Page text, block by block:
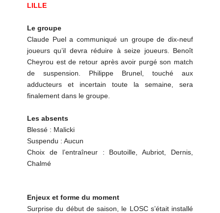
LILLE
Le groupe
Claude Puel a communiqué un groupe de dix-neuf
joueurs qu’il devra réduire à seize joueurs. Benoît
Cheyrou est de retour après avoir purgé son match
de suspension. Philippe Brunel, touché aux
adducteurs et incertain toute la semaine, sera
finalement dans le groupe.
Les absents
Blessé : Malicki
Suspendu : Aucun
Choix de l’entraîneur : Boutoille, Aubriot, Dernis,
Chalmé
Enjeux et forme du moment
Surprise du début de saison, le LOSC s’était installé